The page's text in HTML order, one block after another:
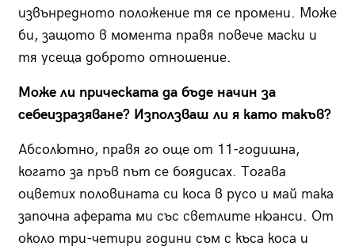
извънредното положение тя се промени. Може
би, защото в момента правя повече маски и
тя усеща доброто отношение.
Може ли прическата да бъде начин за
себеизразяване? Използваш ли я като такъв?
Абсолютно, правя го още от 11-годишна,
когато за пръв път се боядисах. Тогава
оцветих половината си коса в русо и май така
започна аферата ми със светлите нюанси. От
около три-четири години съм с къса коса и